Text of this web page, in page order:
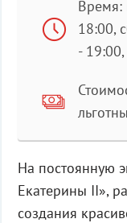
Время:
18:00,
-
На постоянную
Екатерины II»,
создания